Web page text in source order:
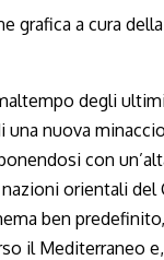
degli
una nuova
con
orientali
ben
il Mediterraneo